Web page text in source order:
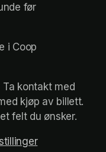
før
i Coop
Ta kontakt med
kjøp av billett.
felt du ønsker.
(opens in a